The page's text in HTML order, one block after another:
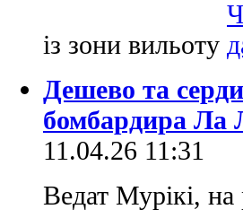
із зони вильоту
Дешево та
бомбардира Ла
11.04.26 11:31
Ведат Мурікі, на